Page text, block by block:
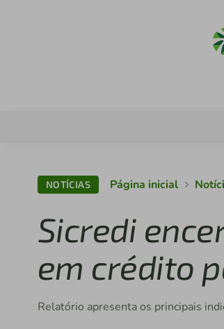
NOTÍCIAS Página inicial
Sicredi
em crédito
Relatório apresenta os principais